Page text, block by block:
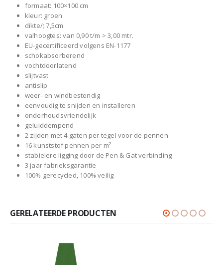
formaat: 100×100 cm
kleur: groen
dikte/; 7,5cm
valhoogtes: van 0,90 t/m > 3,00 mtr.
EU-gecertificeerd volgens EN-1177
schokabsorberend
vochtdoorlatend
slijtvast
antislip
weer- en windbestendig
eenvoudig te snijden en installeren
onderhoudsvriendelijk
geluiddempend
2 zijden met 4 gaten per tegel voor de pennen
16 kunststof pennen per m²
stabielere ligging door de Pen & Gat verbinding
3 jaar fabrieksgarantie
100% gerecycled, 100% veilig
GERELATEERDE PRODUCTEN